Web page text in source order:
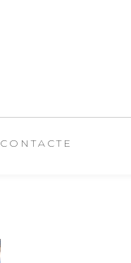
CONTACTE